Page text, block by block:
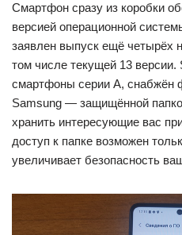
Смартфон сразу из коробки
версией операционной
заявлен выпуск ещё четырёх
том числе текущей 13 версии.
смартфоны серии A, снабжён
Samsung — защищённой
хранить интересующие вас
доступ к папке возможен
увеличивает безопасность